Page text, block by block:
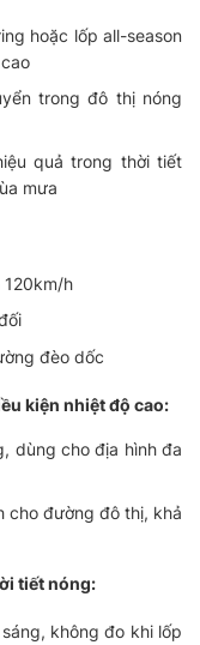
hoặc lốp all-season
trong đô thị nóng
quả trong thời tiết
mưa
h
đèo dốc
kiện nhiệt độ cao:
dùng cho địa hình đa
cho đường đô thị, khả
tiết nóng:
không đo khi lốp